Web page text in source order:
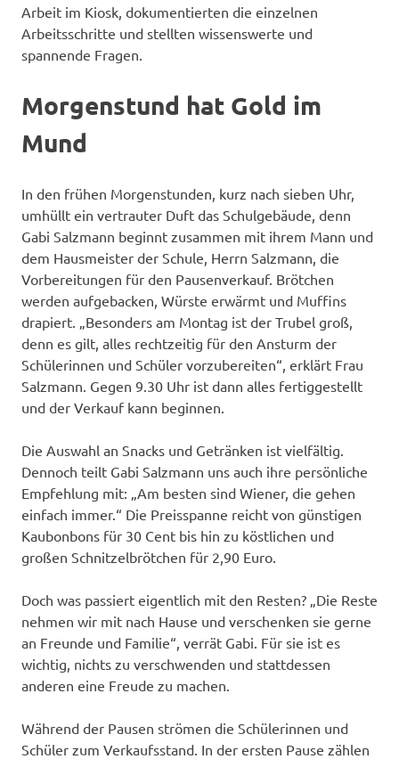
Arbeit im Kiosk, dokumentierten die einzelnen
Arbeitsschritte und stellten wissenswerte und
spannende Fragen.
Morgenstund hat Gold im
Mund
In den frühen Morgenstunden, kurz nach sieben Uhr,
umhüllt ein vertrauter Duft das Schulgebäude, denn
Gabi Salzmann beginnt zusammen mit ihrem Mann und
dem Hausmeister der Schule, Herrn Salzmann, die
Vorbereitungen für den Pausenverkauf. Brötchen
werden aufgebacken, Würste erwärmt und Muffins
drapiert. „Besonders am Montag ist der Trubel groß,
denn es gilt, alles rechtzeitig für den Ansturm der
Schülerinnen und Schüler vorzubereiten“, erklärt Frau
Salzmann. Gegen 9.30 Uhr ist dann alles fertiggestellt
und der Verkauf kann beginnen.
Die Auswahl an Snacks und Getränken ist vielfältig.
Dennoch teilt Gabi Salzmann uns auch ihre persönliche
Empfehlung mit: „Am besten sind Wiener, die gehen
einfach immer.“ Die Preisspanne reicht von günstigen
Kaubonbons für 30 Cent bis hin zu köstlichen und
großen Schnitzelbrötchen für 2,90 Euro.
Doch was passiert eigentlich mit den Resten? „Die Reste
nehmen wir mit nach Hause und verschenken sie gerne
an Freunde und Familie“, verrät Gabi. Für sie ist es
wichtig, nichts zu verschwenden und stattdessen
anderen eine Freude zu machen.
Während der Pausen strömen die Schülerinnen und
Schüler zum Verkaufsstand. In der ersten Pause zählen